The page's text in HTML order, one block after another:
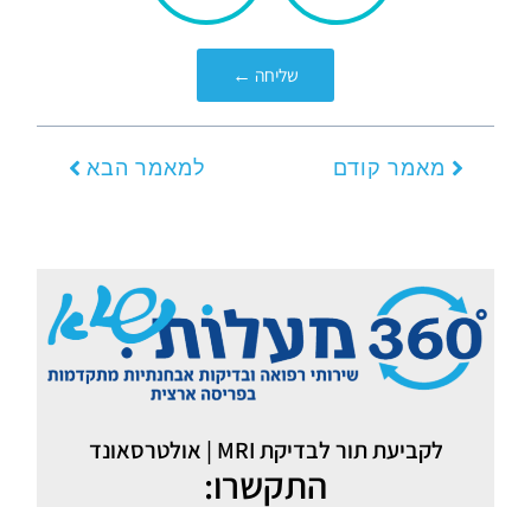
אותך?
שליחה ←
מאמר קודם למאמר הבא
לקביעת תור לבדיקת MRI | אולטרסאונד
התקשרו: